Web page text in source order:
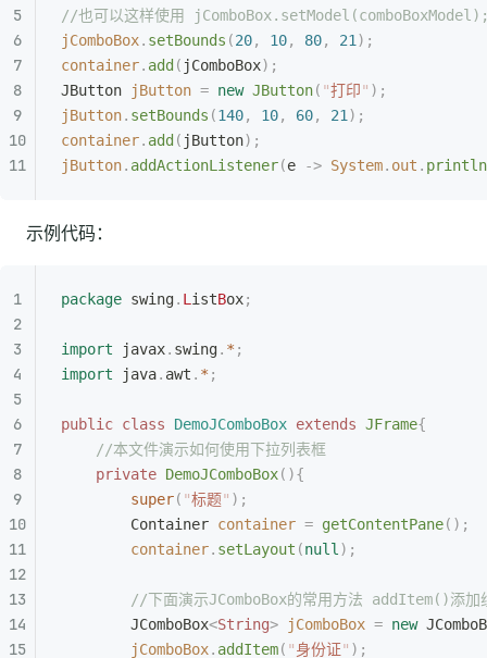
//也可以这样使用
jComboBox. setBounds (20, 10, 80, 21 );
container. add ( jComboBox);
JButton jButton = new JButton( "打印" );
jButton. setBounds (140, 10, 60, 21 );
container. add ( jButton);
jButton. addActionListener(e -> System. out . println
示例代码：
package swing. L istBox;
import javax. swing. * ;
import java. awt . * ;
public class DemoJComboBox extends JFrame{
    //本文件演示如何使用下拉列表框
    private
DemoJComboBox(){
        super
( "标题" );
        Container
container = getContentPane();
        container
. setLayout (null );
//下面演示JComboBox的常用方法 addItem()添
        JComboBox
<String> jComboBox = new
        jComboBox
. addItem( "身份证" );